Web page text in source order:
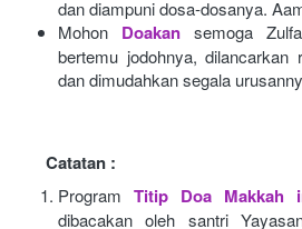
dan diampuni dosa-dosanya.
Mohon
Doakan semoga
bertemu jodohnya, dilancarkan
dan dimudahkan segala
Catatan :
Program Titip Doa Makkah
dibacakan oleh santri